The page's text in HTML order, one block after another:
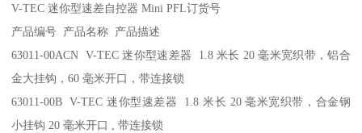
V-TEC 迷你型速差自控器 Mini PFL订货号
产品编号 产品名称 产品描述
63011-00ACN V-TEC 迷你型速差器 1.8 米长 20 毫米宽织带，铝合
金大挂钩，60 毫米开口，带连接锁
63011-00B V-TEC 迷你型速差器 1.8 米长 20 毫米宽织带，合金钢
小挂钩 20 毫米开口 , 带连接锁